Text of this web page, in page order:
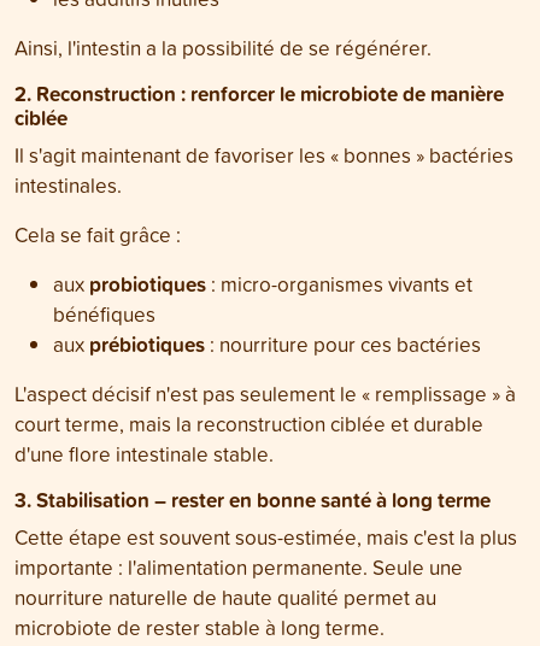
Ainsi, l'intestin a la possibilité de se régénérer.
2. Reconstruction : renforcer le microbiote de manière
ciblée
Il s'agit maintenant de favoriser les « bonnes » bactéries
intestinales.
Cela se fait grâce :
aux probiotiques : micro-organismes vivants et
bénéfiques
aux prébiotiques : nourriture pour ces bactéries
L'aspect décisif n'est pas seulement le « remplissage » à
court terme, mais la reconstruction ciblée et durable
d'une flore intestinale stable.
3. Stabilisation – rester en bonne santé à long terme
Cette étape est souvent sous-estimée, mais c'est la plus
importante : l'alimentation permanente. Seule une
nourriture naturelle de haute qualité permet au
microbiote de rester stable à long terme.